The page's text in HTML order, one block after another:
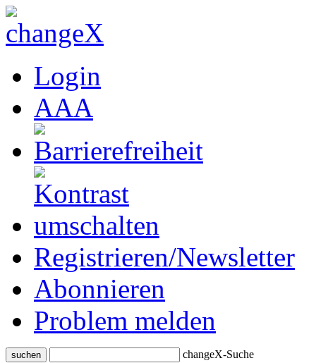
Login
AAA
Registrieren/Newsletter
Abonnieren
Problem melden
suchen changeX-Suche